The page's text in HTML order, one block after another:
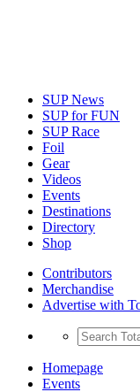
SUP News
SUP for FUN
SUP Race
Foil
Gear
Videos
Events
Destinations
Directory
Shop
Contributors
Merchandise
Advertise with
Homepage
Events